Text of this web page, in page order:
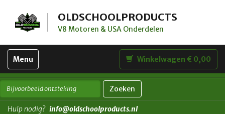
OLDSCHOOLPRODUCTS
V8 Motoren & USA Onderdelen
Toggle
navigation
Menu Winkelwagen € 0,00
Zoeken
Hulp nodig? info@oldschoolproducts.nl